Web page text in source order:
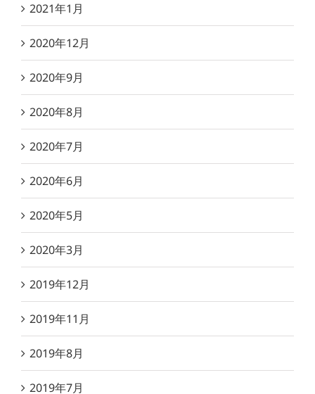
2021年1月
2020年12月
2020年9月
2020年8月
2020年7月
2020年6月
2020年5月
2020年3月
2019年12月
2019年11月
2019年8月
2019年7月